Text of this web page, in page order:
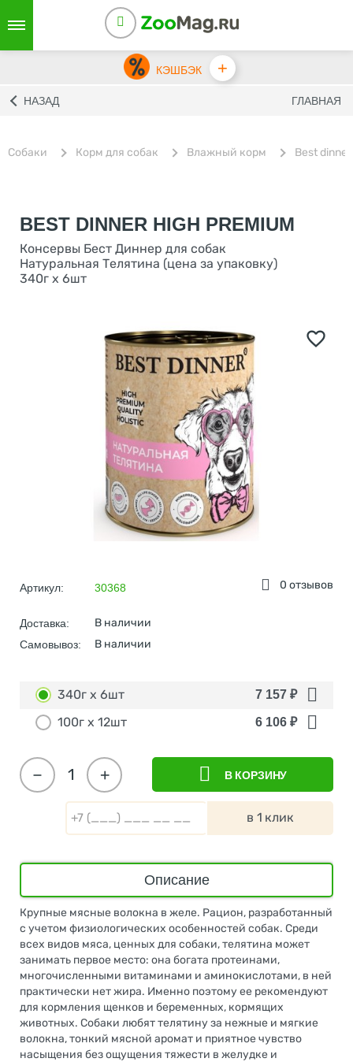
КЭШБЭК +
НАЗАД ГЛАВНАЯ
Собаки Корм для собак Влажный корм Best dinner
BEST DINNER HIGH PREMIUM
Консервы Бест Диннер для собак
Натуральная Телятина (цена за упаковку)
340г х 6шт
0 отзывов
Артикул: 30368
Доставка: В наличии
Самовывоз: В наличии
340г х 6шт 7 157 ₽
100г х 12шт 6 106 ₽
+
− В КОРЗИНУ
в 1 клик
Описание
Крупные мясные волокна в желе. Рацион, разработанный
с учетом физиологических особенностей собак. Среди
всех видов мяса, ценных для собаки, телятина может
занимать первое место: она богата протеинами,
многочисленными витаминами и аминокислотами, в ней
практически нет жира. Именно поэтому ее рекомендуют
для кормления щенков и беременных, кормящих
животных. Собаки любят телятину за нежные и мягкие
волокна, тонкий мясной аромат и приятное чувство
насыщения без ощущения тяжести в желудке и